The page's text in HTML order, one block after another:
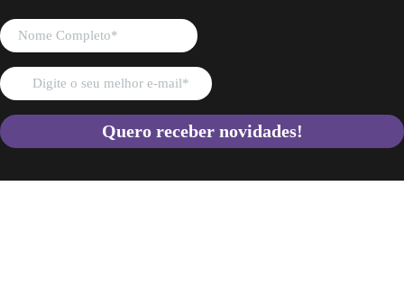
Quero receber novidades!